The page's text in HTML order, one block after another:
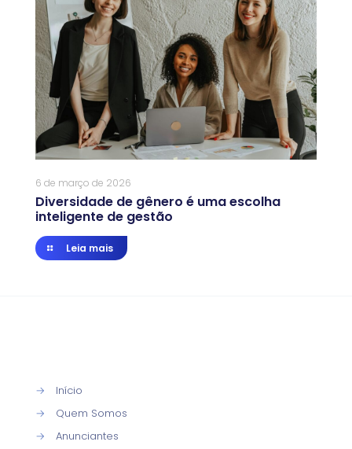
6 de março de 2026
Diversidade de gênero é uma escolha
inteligente de gestão
Leia mais
→
Início
→
Quem Somos
→
Anunciantes